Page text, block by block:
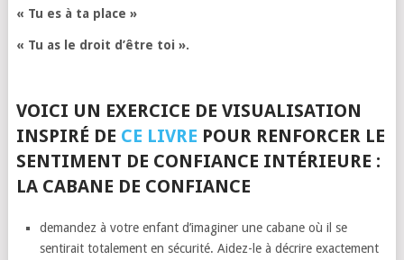
« Tu es à ta place »
« Tu as le droit d’être toi ».
VOICI UN EXERCICE DE VISUALISATION
INSPIRÉ DE CE LIVRE POUR RENFORCER LE
SENTIMENT DE CONFIANCE INTÉRIEURE :
LA CABANE DE CONFIANCE
demandez à votre enfant d’imaginer une cabane où il se
sentirait totalement en sécurité. Aidez-le à décrire exactement